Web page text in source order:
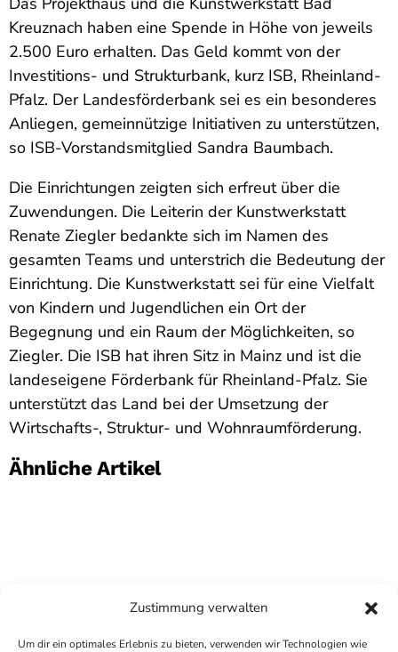
Zustimmung verwalten
Um dir ein optimales Erlebnis zu bieten, verwenden wir Technologien wie
Kreuznach haben eine Spende in Höhe von jeweils
2.500 Euro erhalten. Das Geld kommt von der
Investitions- und Strukturbank, kurz ISB, Rheinland-
Pfalz. Der Landesförderbank sei es ein besonderes
Anliegen, gemeinnützige Initiativen zu unterstützen,
so ISB-Vorstandsmitglied Sandra Baumbach.
Die Einrichtungen zeigten sich erfreut über die
Zuwendungen. Die Leiterin der Kunstwerkstatt
Renate Ziegler bedankte sich im Namen des
gesamten Teams und unterstrich die Bedeutung der
Einrichtung. Die Kunstwerkstatt sei für eine Vielfalt
von Kindern und Jugendlichen ein Ort der
Begegnung und ein Raum der Möglichkeiten, so
Ziegler. Die ISB hat ihren Sitz in Mainz und ist die
landeseigene Förderbank für Rheinland-Pfalz. Sie
unterstützt das Land bei der Umsetzung der
Wirtschafts-, Struktur- und Wohnraumförderung.
Ähnliche Artikel